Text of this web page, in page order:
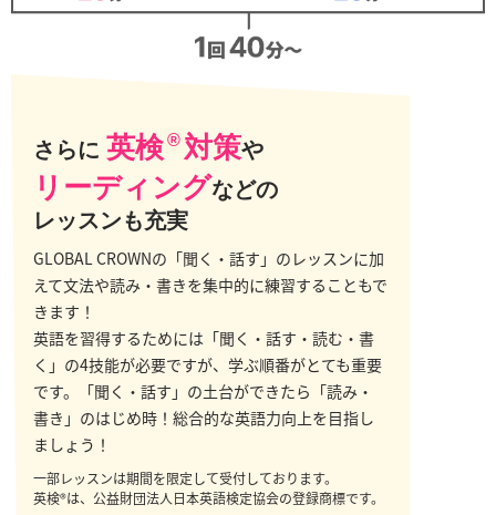
さらに 英検® 対策や
リーディングなどの
レッスンも充実
GLOBAL CROWNの「聞く・話す」のレッスンに加
えて文法や読み・書きを集中的に練習することもで
きます！
英語を習得するためには「聞く・話す・読む・書
く」の4技能が必要ですが、学ぶ順番がとても重要
です。「聞く・話す」の土台ができたら「読み・
書き」のはじめ時！総合的な英語力向上を目指し
ましょう！
一部レッスンは期間を限定して受付しております。
英検®は、公益財団法人日本英語検定協会の登録商標です。